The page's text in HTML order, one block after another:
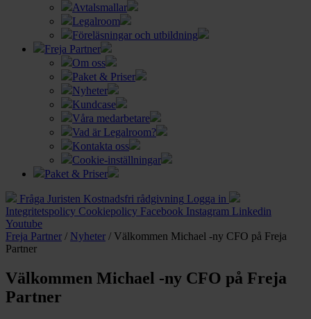
Avtalsmallar
Legalroom
Föreläsningar och utbildning
Freja Partner
Om oss
Paket & Priser
Nyheter
Kundcase
Våra medarbetare
Vad är Legalroom?
Kontakta oss
Cookie-inställningar
Paket & Priser
Fråga Juristen Kostnadsfri rådgivning Logga in
Integritetspolicy Cookiepolicy Facebook Instagram Linkedin
Youtube
Freja Partner / Nyheter / Välkommen Michael -ny CFO på Freja
Partner
Välkommen Michael -ny CFO på Freja
Partner